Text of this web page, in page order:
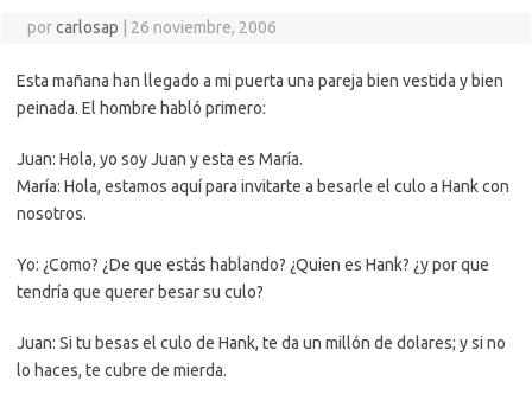
porcarlosap 26 noviembre, 2006
Esta mañana han llegado a mi puerta una pareja bien vestida y bien
peinada. El hombre habló primero:
Juan: Hola, yo soy Juan y esta es María.
María: Hola, estamos aquí para invitarte a besarle el culo a Hank con
nosotros.
Yo: ¿Como? ¿De que estás hablando? ¿Quien es Hank? ¿y por que
tendría que querer besar su culo?
Juan: Si tu besas el culo de Hank, te da un millón de dolares; y si no
lo haces, te cubre de mierda.